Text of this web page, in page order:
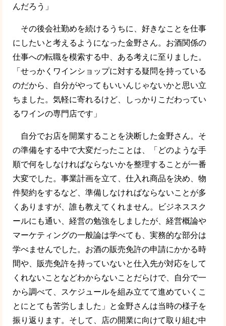
んだろう」
その後会社勤めを続けるうちに、好きなことを仕事
にしたいと考えるようになった金野さん。お酒関係の
仕事への転職を模索する中、ある考えに至りました。
「せっかくワインショップに対する疑問を持っている
のだから、自分がやってもいいんじゃないかと思い立
ちました。気軽に寄れるけど、しっかりこだわってい
るワインの専門店です」
自分でお店を開業することを決断した金野さん。そ
の準備をする中で大変だったことは、「どのような手
順で何をしなければならないかを整理することが一番
大変でした。事業計画を立て、仕入れ商品を決め、物
件契約をするなど、準備しなければならないことが多
くありますが、誰も教えてくれません。ビジネススク
ールにも通い、経営の勉強をしましたが、経営概論や
マーケティングの一般論は学べても、実務的な部分は
学べませんでした。お酒の販売免許の申請にかかる時
間や、販売免許を持っていないと仕入先が対応をして
くれないことなどわからないことだらけで、自分で一
から調べて、スケジュールを組み立てて進めていくこ
とにとても苦労しました」と金野さんは当時の様子を
振り返ります。そして、店の開業に向けて取り組む中